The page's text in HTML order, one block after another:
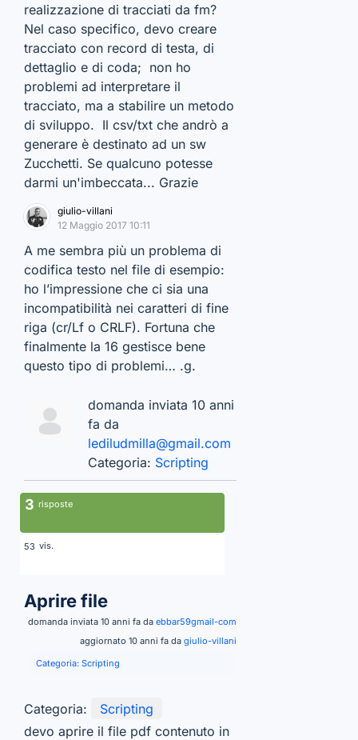
realizzazione di tracciati da fm?
Nel caso specifico, devo creare
tracciato con record di testa, di
dettaglio e di coda; non ho
problemi ad interpretare il
tracciato, ma a stabilire un metodo
di sviluppo. Il csv/txt che andrò a
generare è destinato ad un sw
Zucchetti. Se qualcuno potesse
darmi un'imbeccata... Grazie
giulio-villani
12 Maggio 2017 10:11
A me sembra più un problema di
codifica testo nel file di esempio:
ho l’impressione che ci sia una
incompatibilità nei caratteri di fine
riga (cr/Lf o CRLF). Fortuna che
finalmente la 16 gestisce bene
questo tipo di problemi… .g.
domanda inviata 10 anni
fa da
lediludmilla@gmail.com
Categoria: Scripting
3 risposte
53 vis.
Aprire file
domanda inviata 10 anni fa da ebbar59gmail-com
aggiornato 10 anni fa da giulio-villani
Categoria: Scripting
Categoria:
Scripting
devo aprire il file pdf contenuto in